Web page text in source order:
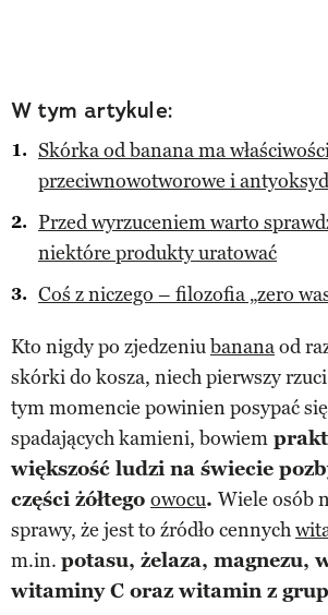
W tym artykule:
Skórka od banana ma
przeciwnowotworowe i
Przed wyrzuceniem warto
niektóre produkty uratować
Coś z niczego – filozofia „zero
Kto nigdy po zjedzeniubananaod
skórki do kosza, niech pierwszy
tym momencie powinien posypać się
spadających kamieni, bowiem
większość ludzi na świecie
części żółtego owocu. Wiele osób
sprawy, że jest to źródło cennych
m.in. potasu, żelaza, magnezu,
witaminy C oraz witamin z